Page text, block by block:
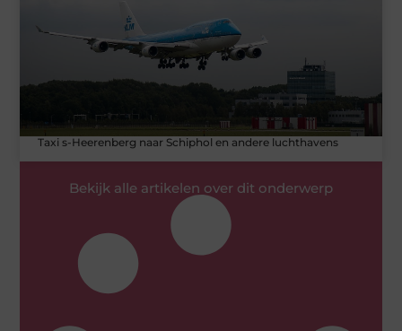
Taxi s-Heerenberg naar Schiphol en andere luchthavens
Bekijk alle artikelen over dit onderwerp